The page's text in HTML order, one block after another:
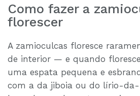
Como fazer a
florescer
A zamioculcas floresce
de interior — e quando
uma espata pequena e
com a da jiboia ou do lírio-da-